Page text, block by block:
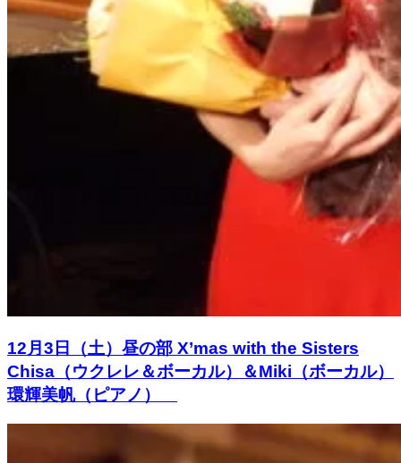
12月3日（土）昼の部 X’mas with the Sisters
Chisa（ウクレレ＆ボーカル）＆Miki（ボーカル）
環輝美帆（ピアノ）